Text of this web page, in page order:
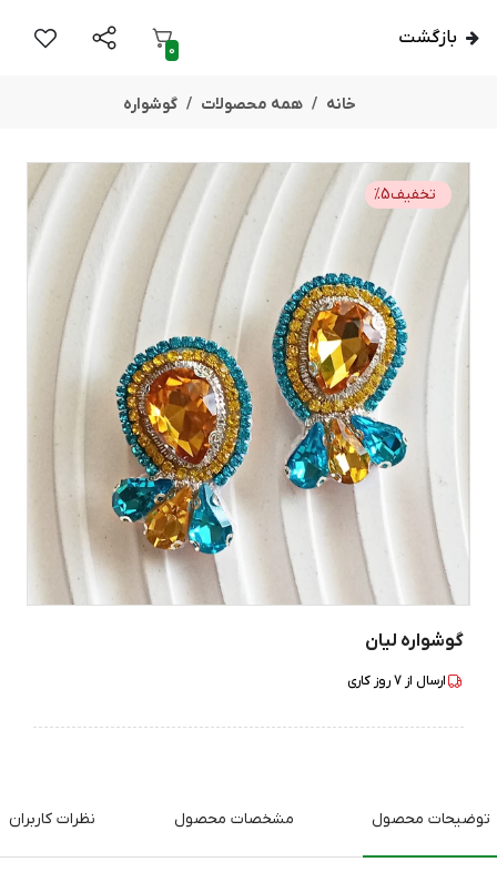
بازگشت
0
خانه همه محصولات گوشواره
تخفیف %5
گوشواره لیان
ارسال از 7روز کاری
توضیحات محصول مشخصات محصول نظرات کاربران